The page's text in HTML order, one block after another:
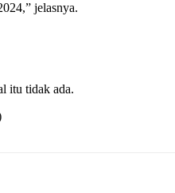
jelasnya.
itu tidak ada.